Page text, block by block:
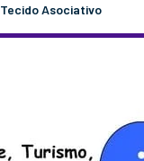
Tecido Asociativo